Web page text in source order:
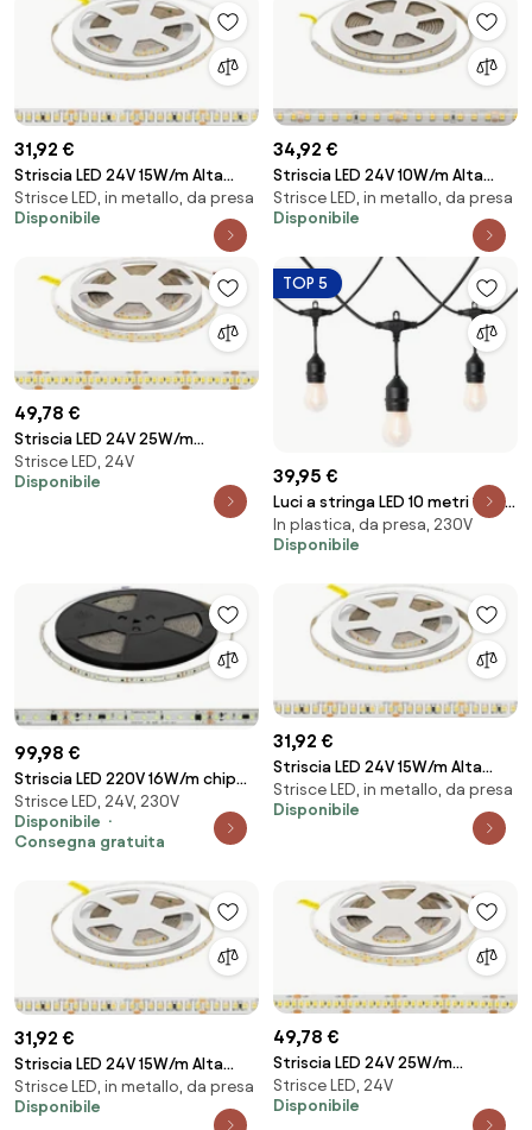
31,92 €
Striscia LED 24V 15W/m Alta
Efficienza Professionale - IP20 -
5 metri
Strisce LED, in metallo, da presa
Disponibile
34,92 €
Striscia LED 24V 10W/m Alta
Efficienza Professionale - IP67 -
5 metri
Strisce LED, in metallo, da presa
Disponibile
49,78 €
Striscia LED 24V 25W/m
Altissima Luminosità
Professionale - IP20 - 5 metri
Strisce LED, 24V
Disponibile
TOP 5
39,95 €
Luci a stringa LED 10 metri 10 luci
luminose IP44 - Chill
In plastica, da presa, 230V
Disponibile
99,98 €
Striscia LED 220V 16W/m chip
Lumileds Dimmerabile IP67 10m
GIALLO Colore Giallo
Strisce LED, 24V, 230V
Disponibile
Consegna gratuita
31,92 €
Striscia LED 24V 15W/m Alta
Efficienza Professionale - IP20 -
5 metri
Strisce LED, in metallo, da presa
Disponibile
31,92 €
Striscia LED 24V 15W/m Alta
Efficienza Professionale - IP20 -
5 metri
Strisce LED, in metallo, da presa
Disponibile
49,78 €
Striscia LED 24V 25W/m
Altissima Luminosità
Professionale - IP20 - 5 metri
Strisce LED, 24V
Disponibile